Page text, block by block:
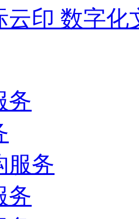
云印 数字化
务
服务
务